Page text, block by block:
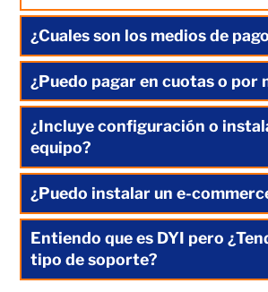
¿Cuales son los medios de
¿Puedo pagar en cuotas o por
¿Incluye configuración o
equipo?
¿Puedo instalar un e-
Entiendo que es DYI pero
tipo de soporte?